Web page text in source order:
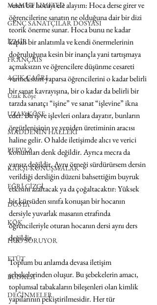
MAMUT LIMITED
GENÇ SANATÇILAR DOSYASI
İZMİR
FRANÇAIS
AÇIK ÇAĞRI
Uzak Köşe
UZAK KÖŞE
MADDENİN HALLERİ
PERVAZ
KARŞI-KONUŞMALAR
EĞRİ ÇİZGİ
DOSYA
KÖK
HUO SORUYOR
ETÜT
BUDALA
DEĞİNMELER
veren bir hocayı ele alayım: Hoca derse girer ve
öğrencilerine sanatın ne olduğuna dair bir dizi
teorik önerme sunar. Hoca bunu ne kadar
kapalı bir anlatımla ve kendi önermelerinin
doğruluğuna kesin bir inançla yani tartışmaya
açmaksızın ve öğrencilere düşünme cesareti
vermeksizin yaparsa öğrencilerini o kadar belirli
bir sanat kavrayışına, bir o kadar da belirli bir
tarzda sanatçı “işine” ve sanat “işlevine” ikna
eder. Bu iş ve işlevleri onlara dayatır, bunların
örgütlenişinin ve yeniden üretiminin aracısı
haline gelir. O halde iletişimde alıcı ve verici
konumları denk değildir. Ayrıca mecra da
yansız değildir. Aynı örneği sürdürürsem dersin
verildiği dersliğin düzeni bahsettiğim buyruk
etkisini azaltacak ya da çoğaltacaktır: Yüksek
bir kürsüden sınıfa konuşan bir hocanın
dersiyle yuvarlak masanın etrafında
öğrencileriyle oturan hocanın dersi aynı ders
değildir.
Toplum bu anlamda devasa iletişim
şebekelerinden oluşur. Bu şebekelerin amacı,
toplumsal tabakaların bileşenleri olan kimlik
yapılarının pekiştirilmesidir. Her tür